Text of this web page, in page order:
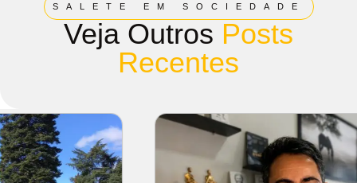
SALETE EM SOCIEDADE
Veja Outros Posts
Recentes